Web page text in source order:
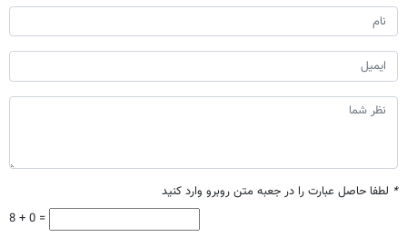
* لطفا حاصل عبارت را در جعبه متن روبرو وارد کنید
8 + 0 =